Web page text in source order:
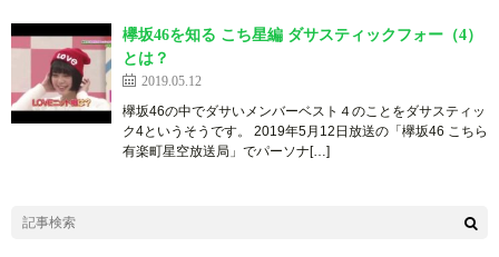
欅坂46を知る こち星編 ダサスティックフォー（4）
とは？
2019.05.12
欅坂46の中でダサいメンバーベスト４のことをダサスティッ
ク4というそうです。 2019年5月12日放送の「欅坂46 こちら
有楽町星空放送局」でパーソナ[…]